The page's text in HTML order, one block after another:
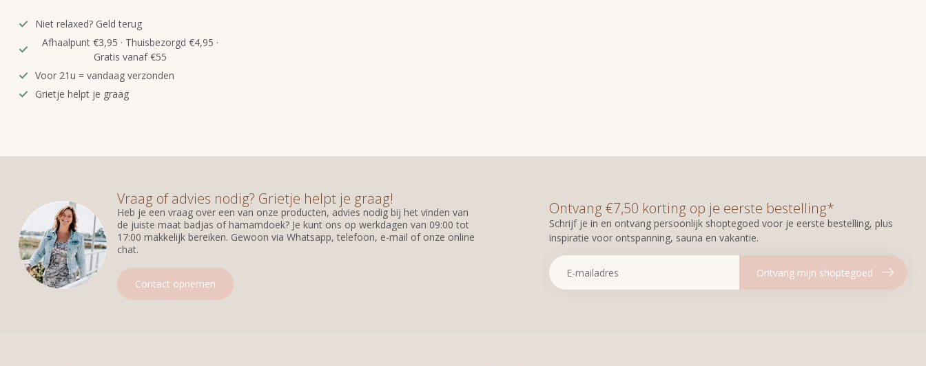
Niet relaxed? Geld terug
Afhaalpunt €3,95 · Thuisbezorgd €4,95 ·
Gratis vanaf €55
Voor 21u = vandaag verzonden
Grietje helpt je graag
Vraag of advies nodig? Grietje helpt je graag!
Heb je een vraag over een van onze producten, advies nodig bij het vinden van
de juiste maat badjas of hamamdoek? Je kunt ons op werkdagen van 09:00 tot
17:00 makkelijk bereiken. Gewoon via Whatsapp, telefoon, e-mail of onze online
chat.
Contact opnemen
Ontvang €7,50 korting op je eerste bestelling*
Schrijf je in en ontvang persoonlijk shoptegoed voor je eerste bestelling, plus
inspiratie voor ontspanning, sauna en vakantie.
Ontvang mijn shoptegoed